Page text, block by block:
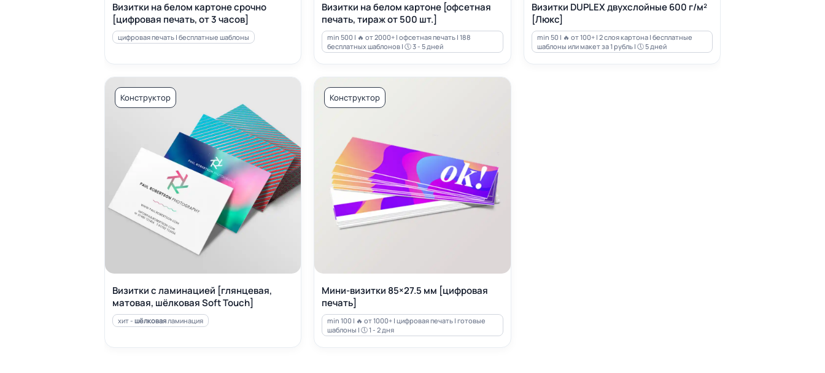
Визитки на белом картоне срочно
[цифровая печать, от 3 часов]
цифровая печать | бесплатные шаблоны
Визитки на белом картоне [офсетная
печать, тираж от 500 шт.]
min 500 | 🔥 от 2000+ | офсетная печать | 188
бесплатных шаблонов | 🕔 3 - 5 дней
Визитки DUPLEX двухслойные 600 г/м²
[Люкс]
min 50 | 🔥 от 100+ | 2 слоя картона | бесплатные
шаблоны или макет за 1 рубль | 🕔 5 дней
Конструктор
Визитки с ламинацией [глянцевая,
матовая, шёлковая Soft Touch]
хит - шёлковая ламинация
Конструктор
Мини-визитки 85×27.5 мм [цифровая
печать]
min 100 | 🔥 от 1000+ | цифровая печать | готовые
шаблоны | 🕔 1 - 2 дня